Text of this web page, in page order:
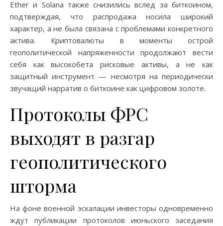
Ether и Solana также снизились вслед за биткоином,
подтверждая, что распродажа носила широкий
характер, а не была связана с проблемами конкретного
актива. Криптовалюты в моменты острой
геополитической напряженности продолжают вести
себя как высокобета рисковые активы, а не как
защитный инструмент — несмотря на периодически
звучащий нарратив о биткоине как цифровом золоте.
Протоколы ФРС
выходят в разгар
геополитического
шторма
На фоне военной эскалации инвесторы одновременно
ждут публикации протоколов июньского заседания